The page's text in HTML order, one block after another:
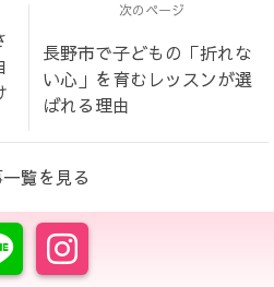
次のページ
長野市で子どもの「折れな
い心」を育むレッスンが選
ばれる理由
覧を見る